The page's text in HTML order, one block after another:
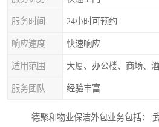
服务时间 24小时可预约
响应速度 快速响应
适用范围 大厦、办公楼、商场、
服务团队 经验丰富
德聚和物业保洁外包业务包括：